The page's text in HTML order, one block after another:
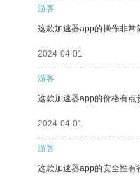
游客
这款加速器app的操作非常
2024-04-01
游客
这款加速器app的价格有点
2024-04-01
游客
这款加速器app的安全性有